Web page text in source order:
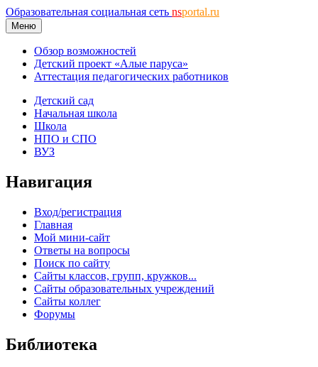
Образовательная социальная сеть nsportal.ru
Меню
Обзор возможностей
Детский проект «Алые паруса»
Аттестация педагогических работников
Детский сад
Начальная школа
Школа
НПО и СПО
ВУЗ
Навигация
Вход/регистрация
Главная
Мой мини-сайт
Ответы на вопросы
Поиск по сайту
Сайты классов, групп, кружков...
Сайты образовательных учреждений
Сайты коллег
Форумы
Библиотека